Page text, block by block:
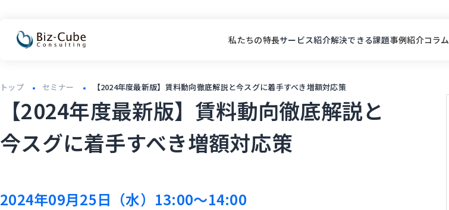
私たちの特長サービス紹介解決できる課題事例紹介コラム
トップ セミナー 【2024年度最新版】賃料動向徹底解説と今スグに着手すべき増額対応策
【2024年度最新版】賃料動向徹底解説と
今スグに着手すべき増額対応策
2024年09月25日（水）13:00～14:00